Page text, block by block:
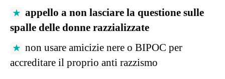
appello a non lasciare la questione sulle
spalle delle donne razzializzate
non usare amicizie nere o BIPOC per
accreditare il proprio anti razzismo